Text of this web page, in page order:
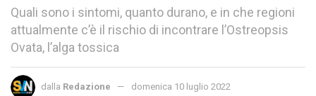
Quali sono i sintomi, quanto durano, e in che regioni
attualmente c’è il rischio di incontrare l’Ostreopsis
Ovata, l’alga tossica
dalla Redazione
domenica 10 luglio 2022